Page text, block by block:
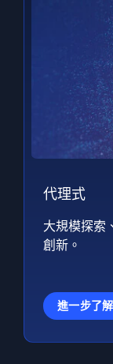
代理式
大規模探索
創新。
進一步了解